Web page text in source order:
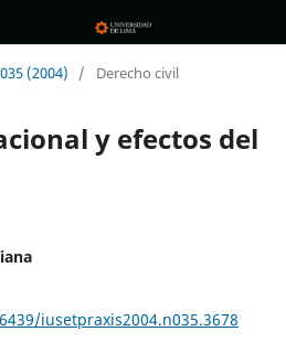
(2004) / Derecho civil
y efectos del
iusetpraxis2004.n035.3678